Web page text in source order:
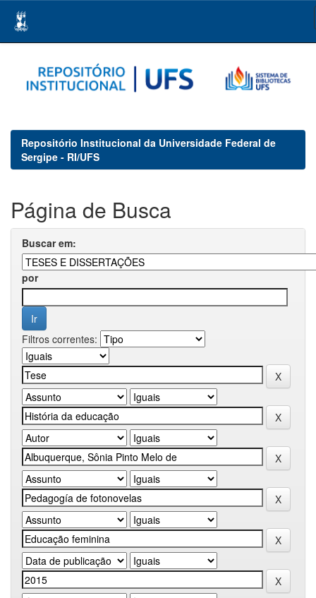
navigation
Repositório Institucional da Universidade Federal de
Sergipe - RI/UFS
Página de Busca
Buscar em:
por
Filtros correntes: